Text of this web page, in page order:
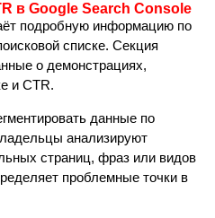
в Google Search Console
подробную информацию по
списке. Секция
о демонстрациях,
и CTR.
данные по
анализируют
страниц, фраз или видов
проблемные точки в